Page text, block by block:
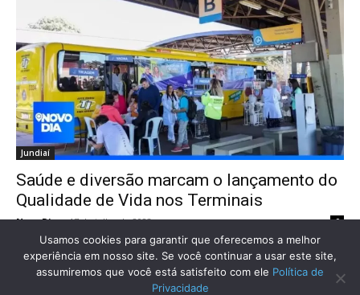
Jundiaí
Saúde e diversão marcam o lançamento do
Qualidade de Vida nos Terminais
Novo Dia - 17 de julho de 2023 0
Usamos cookies para garantir que oferecemos a melhor
experiência em nosso site. Se você continuar a usar este site,
assumiremos que você está satisfeito com ele Política de
Privacidade